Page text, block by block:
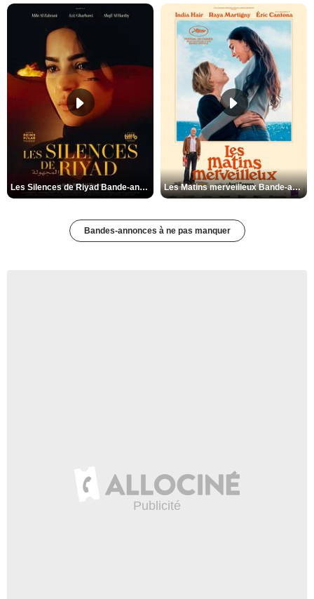
Les Silences de Riyad Bande-annonce VO STFR Les Matins merveilleux Bande-annonce VF
Bandes-annonces à ne pas manquer